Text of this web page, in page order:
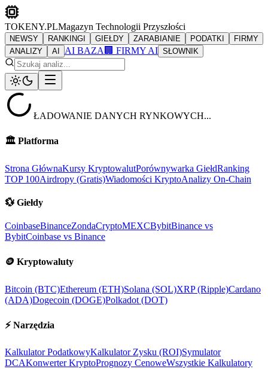
TOKENY.PLMagazyn Technologii Przyszłości
NEWSY RANKINGI GIEŁDY ZARABIANIE PODATKI
FIRMY
ANALIZY
AI AI BAZA 🏢 FIRMY AI SŁOWNIK
ŁADOWANIE DANYCH RYNKOWYCH...
🏛️ Platforma
Strona GłównaKursy KryptowalutPorównywarka GiełdRanking
TOP 100Airdropy (Gratis)Wiadomości KryptoAnalizy On-Chain
💱 Giełdy
CoinbaseBinanceZondaCryptoMEXCBybitBinance vs
BybitCoinbase vs Binance
🪙 Kryptowaluty
Bitcoin (BTC)Ethereum (ETH)Solana (SOL)XRP (Ripple)Cardano
(ADA)Dogecoin (DOGE)Polkadot (DOT)
⚡ Narzędzia
Kalkulator PodatkowyKalkulator Zysku (ROI)Symulator
DCAKonwerter KryptoPrognozy CenoweWszystkie Kalkulatory